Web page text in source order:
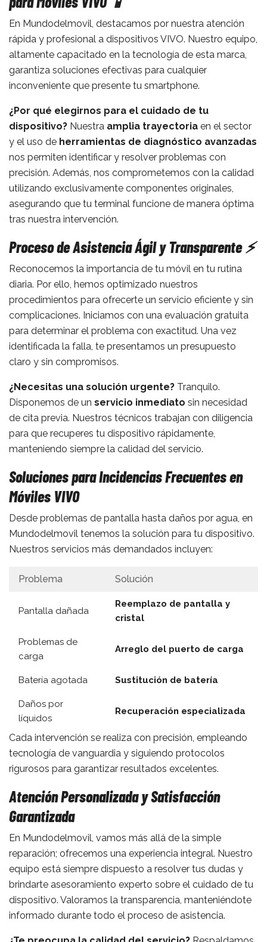
En Mundodelmovil, destacamos por nuestra atención
rápida y profesional a dispositivos VIVO. Nuestro equipo,
altamente capacitado en la tecnología de esta marca,
garantiza soluciones efectivas para cualquier
inconveniente que presente tu smartphone.
¿Por qué elegirnos para el cuidado de tu
dispositivo? Nuestra amplia trayectoria en el sector
y el uso de herramientas de diagnóstico avanzadas
nos permiten identificar y resolver problemas con
precisión. Además, nos comprometemos con la calidad
utilizando exclusivamente componentes originales,
asegurando que tu terminal funcione de manera óptima
tras nuestra intervención.
Proceso de Asistencia Ágil y Transparente ⚡
Reconocemos la importancia de tu móvil en tu rutina
diaria. Por ello, hemos optimizado nuestros
procedimientos para ofrecerte un servicio eficiente y sin
complicaciones. Iniciamos con una evaluación gratuita
para determinar el problema con exactitud. Una vez
identificada la falla, te presentamos un presupuesto
claro y sin compromisos.
¿Necesitas una solución urgente? Tranquilo.
Disponemos de un servicio inmediato sin necesidad
de cita previa. Nuestros técnicos trabajan con diligencia
para que recuperes tu dispositivo rápidamente,
manteniendo siempre la calidad del servicio.
Soluciones para Incidencias Frecuentes en
Móviles VIVO
Desde problemas de pantalla hasta daños por agua, en
Mundodelmovil tenemos la solución para tu dispositivo.
Nuestros servicios más demandados incluyen:
Problema Solución
Pantalla dañada
Reemplazo de pantalla y
cristal
Problemas de
carga
Arreglo del puerto de carga
Batería agotada Sustitución de batería
Daños por
líquidos
Recuperación especializada
Cada intervención se realiza con precisión, empleando
tecnología de vanguardia y siguiendo protocolos
rigurosos para garantizar resultados excelentes.
Atención Personalizada y Satisfacción
Garantizada
En Mundodelmovil, vamos más allá de la simple
reparación; ofrecemos una experiencia integral. Nuestro
equipo está siempre dispuesto a resolver tus dudas y
brindarte asesoramiento experto sobre el cuidado de tu
dispositivo. Valoramos la transparencia, manteniéndote
informado durante todo el proceso de asistencia.